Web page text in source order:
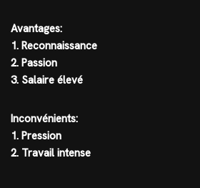
Avantages:
1. Reconnaissance
2. Passion
3. Salaire élevé
Inconvénients:
1. Pression
2. Travail intense